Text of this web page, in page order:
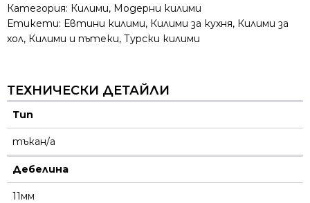
Категория: Килими, Модерни килими
Етикети: Евтини килими, Килими за кухня, Килими за
хол, Килими и пътеки, Турски килими
ТЕХНИЧЕСКИ ДЕТАЙЛИ
Тип
тъкан/а
Дебелина
11мм